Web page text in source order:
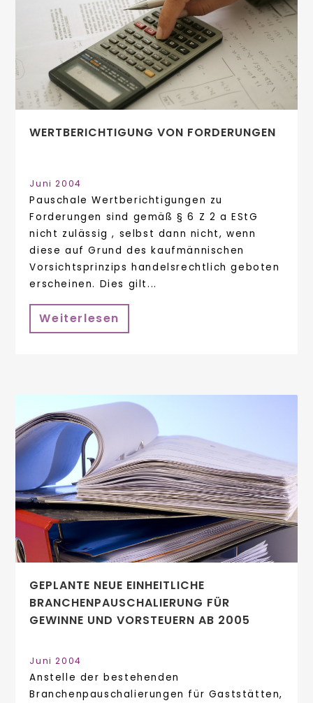
WERTBERICHTIGUNG VON FORDERUNGEN
Juni 2004
Pauschale Wertberichtigungen zu
Forderungen sind gemäß § 6 Z 2 a EStG
nicht zulässig , selbst dann nicht, wenn
diese auf Grund des kaufmännischen
Vorsichtsprinzips handelsrechtlich geboten
erscheinen. Dies gilt...
Weiterlesen
GEPLANTE NEUE EINHEITLICHE
BRANCHENPAUSCHALIERUNG FÜR
GEWINNE UND VORSTEUERN AB 2005
Juni 2004
Anstelle der bestehenden
Branchenpauschalierungen für Gaststätten,